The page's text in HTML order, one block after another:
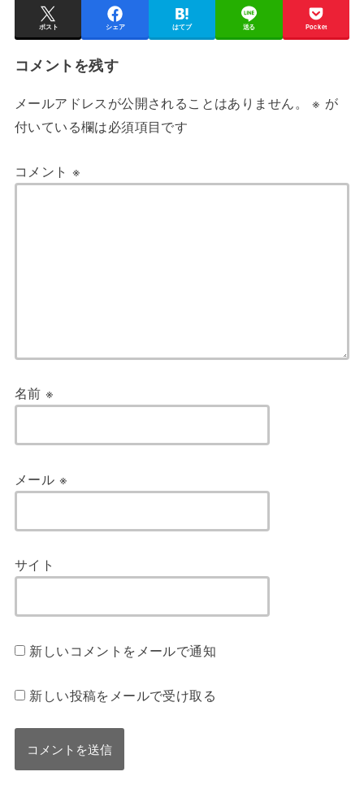
ポスト シェア はてブ 送る Pocket
コメントを残す
メールアドレスが公開されることはありません。 ※ が
付いている欄は必須項目です
コメント ※
名前※
メール ※
サイト
新しいコメントをメールで通知
新しい投稿をメールで受け取る